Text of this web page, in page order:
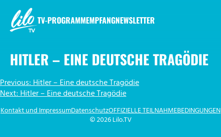
Inhalt
springen
TV-PROGRAMMEMPFANGNEWSLETTER
HITLER – EINE DEUTSCHE TRAGÖDIE
BEITRAGSNAVIGATION
Previous:Hitler – Eine deutsche Tragödie
Next:Hitler – Eine deutsche Tragödie
© 2026 Lilo.TV
Kontakt und ImpressumDatenschutzOFFIZIELLE TEILNAHMEBEDINGUNGEN